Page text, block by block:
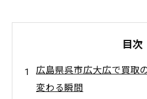
目次
広島県呉市広大広で買取
変わる瞬間